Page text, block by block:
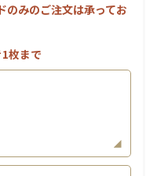
みのご注文は承ってお
枚まで